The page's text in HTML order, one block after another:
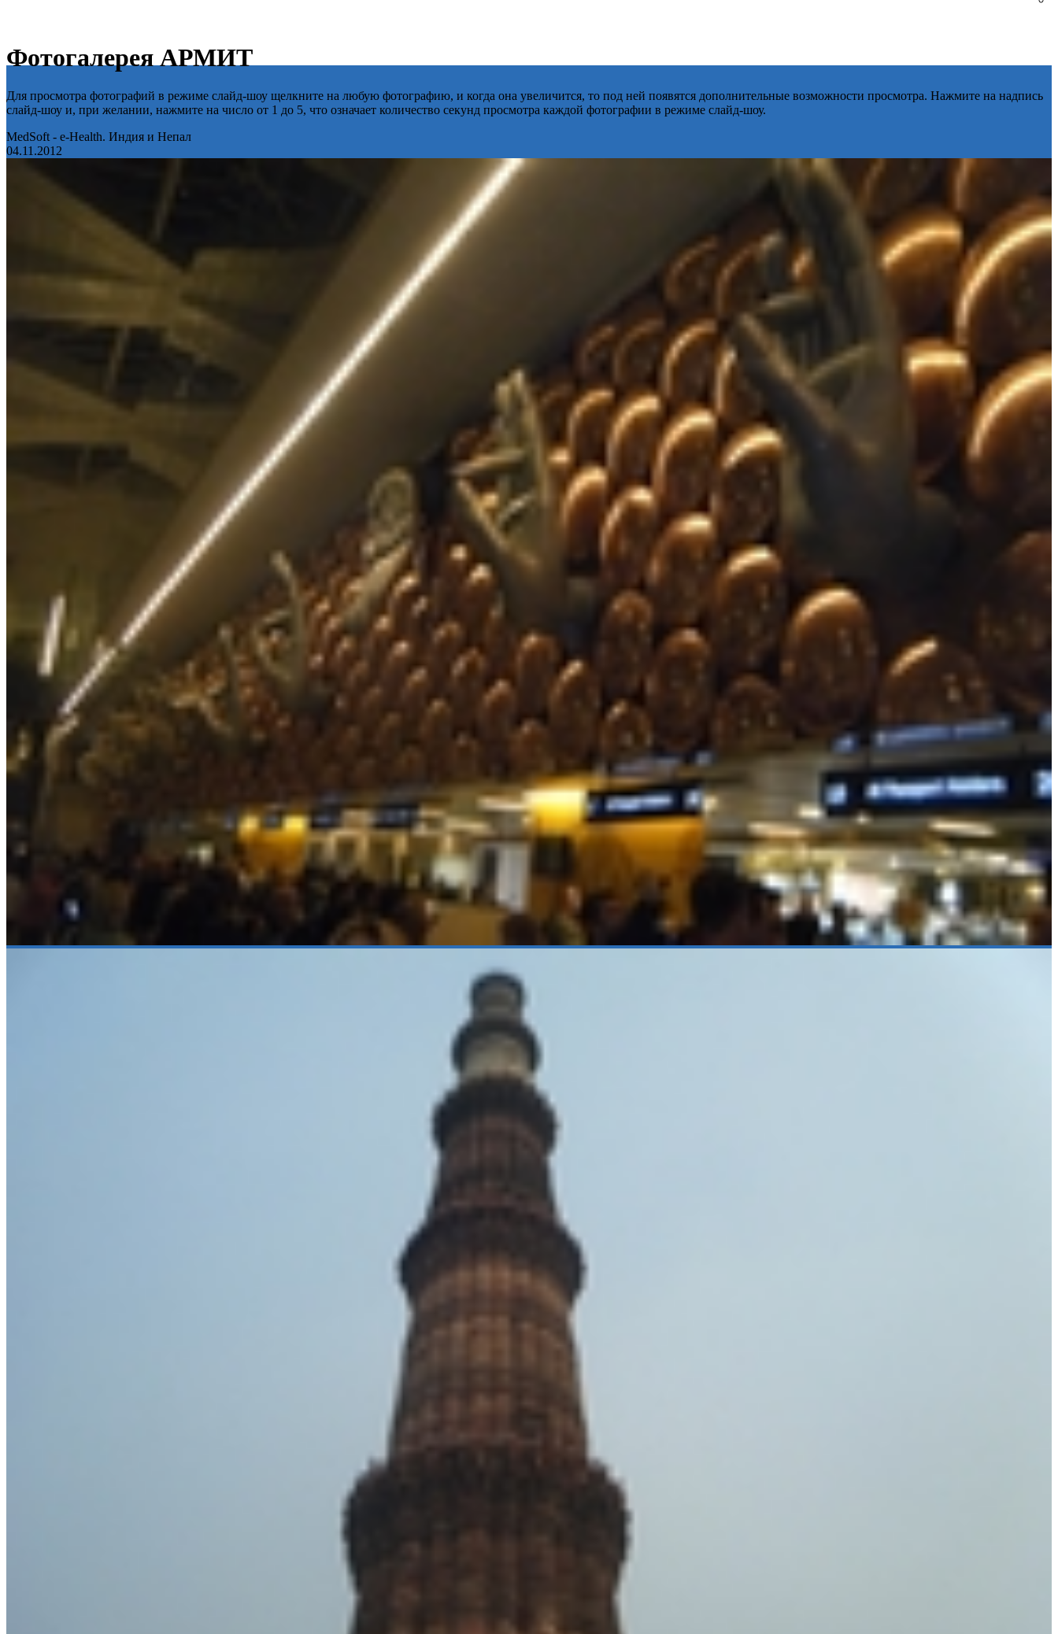
Фотогалерея АРМИТ
Для просмотра фотографий в режиме слайд-шоу щелкните на любую фотографию, и когда она увеличится, то под ней появятся дополнительные возможности просмотра. Нажмите на надпись
слайд-шоу и, при желании, нажмите на число от 1 до 5, что означает количество секунд просмотра каждой фотографии в режиме слайд-шоу.
MedSoft - e-Health. Индия и Непал
04.11.2012